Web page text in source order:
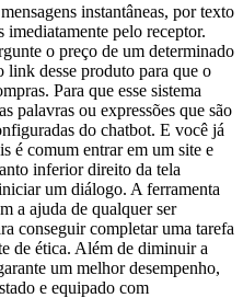
instantâneas, por texto
imediatamente pelo receptor.
o preço de um determinado
desse produto para que o
Para que esse sistema
palavras ou expressões que são
do chatbot. E você já
é comum entrar em um site e
inferior direito da tela
um diálogo. A ferramenta
a ajuda de qualquer ser
conseguir completar uma tarefa
de ética. Além de diminuir a
um melhor desempenho,
e equipado com